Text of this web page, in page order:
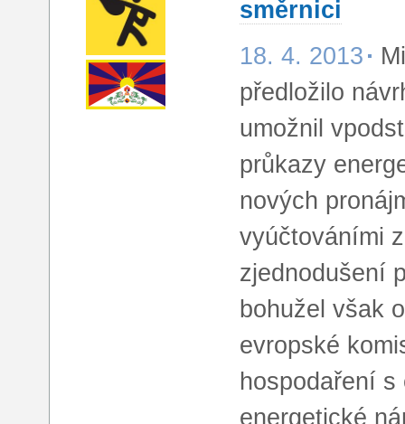
směrnici
18. 4. 2013
předložilo
umožnil
průkazy
nových
vyúčtováními
zjednodušení
bohužel však
evropské
hospodaření
energetické